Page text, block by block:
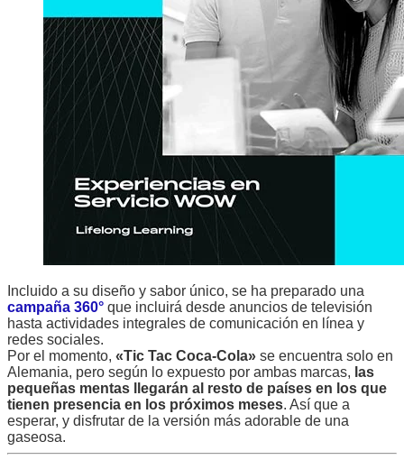
Incluido a su diseño y sabor único, se ha preparado una
campaña 360° que incluirá desde anuncios de televisión
hasta actividades integrales de comunicación en línea y
redes sociales.
Por el momento, «Tic Tac Coca-Cola» se encuentra solo en
Alemania, pero según lo expuesto por ambas marcas, las
pequeñas mentas llegarán al resto de países en los que
tienen presencia en los próximos meses. Así que a
esperar, y disfrutar de la versión más adorable de una
gaseosa.